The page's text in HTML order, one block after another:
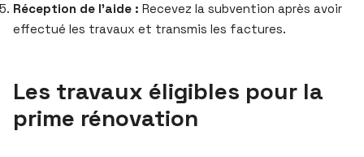
Réception de l’aide : Recevez la subvention après avoir
effectué les travaux et transmis les factures.
Les travaux éligibles pour la
prime rénovation